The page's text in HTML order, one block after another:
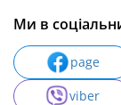
Ми в
page
viber